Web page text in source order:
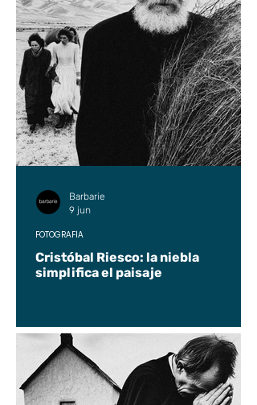
Cristóbal Riesco: la niebla
simplifica el paisaje
FOTOGRAFÍA
Barbarie
9 jun